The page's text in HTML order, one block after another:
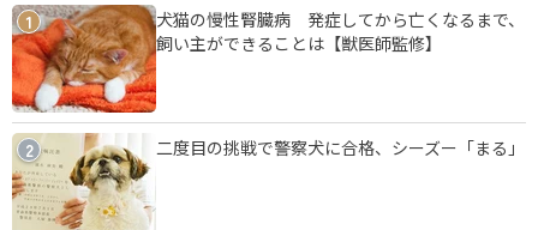
1
犬猫の慢性腎臓病 発症してから亡くなるまで、
飼い主ができることは【獣医師監修】
2 二度目の挑戦で警察犬に合格、シーズー「まる」